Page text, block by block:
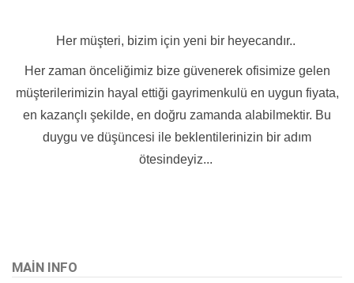
Her müşteri, bizim için yeni bir heyecandır..
Her zaman önceliğimiz bize güvenerek ofisimize gelen
müşterilerimizin hayal ettiği gayrimenkulü en uygun fiyata,
en kazançlı şekilde, en doğru zamanda alabilmektir. Bu
duygu ve düşüncesi ile beklentilerinizin bir adım
ötesindeyiz...
MAIN INFO